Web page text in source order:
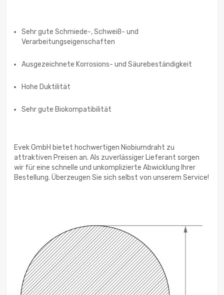
Sehr gute Schmiede-, Schweiß- und
Verarbeitungseigenschaften
Ausgezeichnete Korrosions- und Säurebeständigkeit
Hohe Duktilität
Sehr gute Biokompatibilität
Evek GmbH bietet hochwertigen Niobiumdraht zu
attraktiven Preisen an. Als zuverlässiger Lieferant sorgen
wir für eine schnelle und unkomplizierte Abwicklung Ihrer
Bestellung. Überzeugen Sie sich selbst von unserem Service!